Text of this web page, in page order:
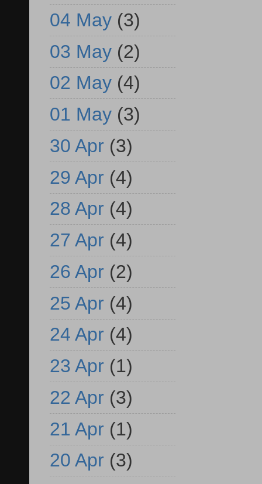
04 May (3)
03 May (2)
02 May (4)
01 May (3)
30 Apr (3)
29 Apr (4)
28 Apr (4)
27 Apr (4)
26 Apr (2)
25 Apr (4)
24 Apr (4)
23 Apr (1)
22 Apr (3)
21 Apr (1)
20 Apr (3)